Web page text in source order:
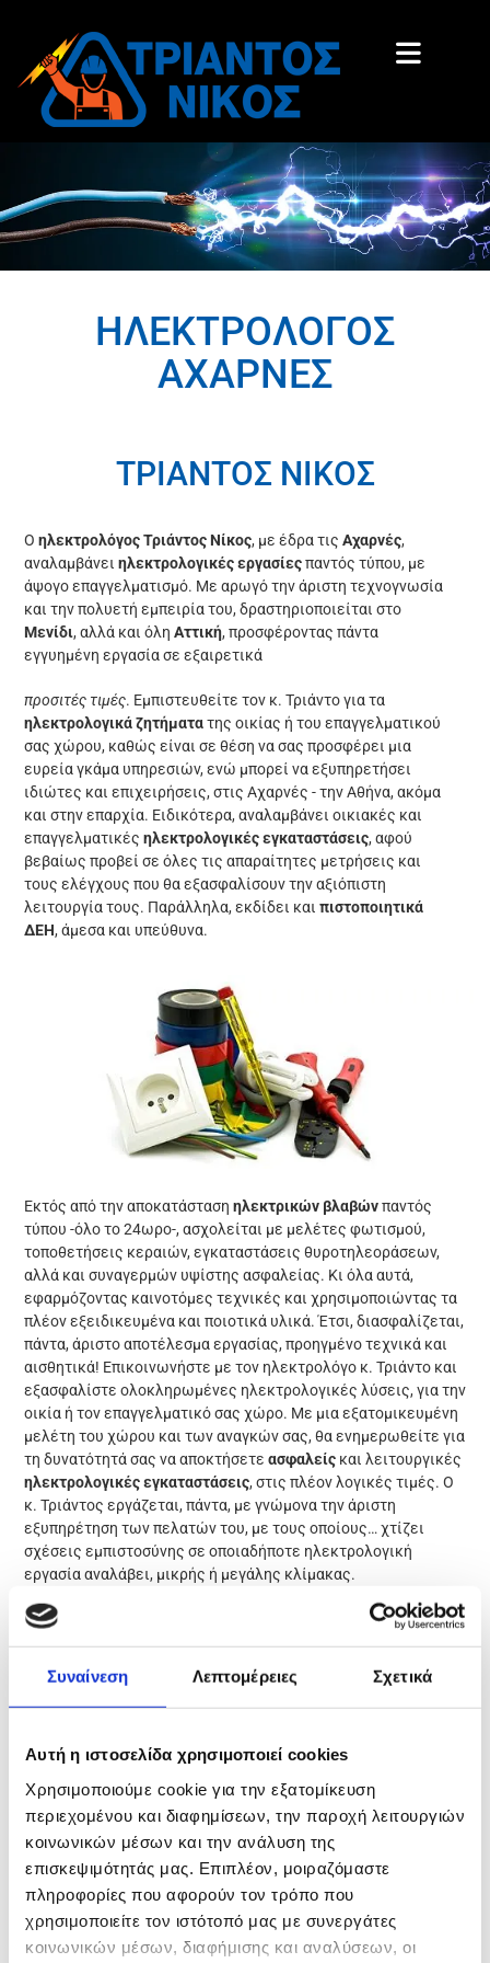
Συναίνεση Λεπτομέρειες Σχετικά
Αυτή η ιστοσελίδα χρησιμοποιεί cookies
Χρησιμοποιούμε cookie για την εξατομίκευση
περιεχομένου και διαφημίσεων, την παροχή λειτουργιών
κοινωνικών μέσων και την ανάλυση της
επισκεψιμότητάς μας. Επιπλέον, μοιραζόμαστε
πληροφορίες που αφορούν τον τρόπο που
χρησιμοποιείτε τον ιστότοπό μας με συνεργάτες
κοινωνικών μέσων, διαφήμισης και αναλύσεων, οι
ΗΛΕΚΤΡΟΛΟΓΟΣ
ΑΧΑΡΝΕΣ
ΤΡΙΑΝΤΟΣ ΝΙΚΟΣ
Ο ηλεκτρολόγος Τριάντος Νίκος, με έδρα τις Αχαρνές,
αναλαμβάνει ηλεκτρολογικές εργασίεςπαντός τύπου, με
άψογο επαγγελματισμό. Με αρωγό την άριστη τεχνογνωσία
και την πολυετή εμπειρία του, δραστηριοποιείται στο
Μενίδι, αλλά και όλη Αττική, προσφέροντας πάντα
εγγυημένη εργασία σε εξαιρετικά
προσιτές τιμές. Εμπιστευθείτε τον κ. Τριάντο για τα
ηλεκτρολογικά ζητήματατης οικίας ή του επαγγελματικού
σας χώρου, καθώς είναι σε θέση να σας προσφέρει μια
ευρεία γκάμα υπηρεσιών, ενώ μπορεί να εξυπηρετήσει
ιδιώτες και επιχειρήσεις, στις Αχαρνές - την Αθήνα, ακόμα
και στην επαρχία. Ειδικότερα, αναλαμβάνει οικιακές και
επαγγελματικές ηλεκτρολογικές εγκαταστάσεις, αφού
βεβαίως προβεί σε όλες τις απαραίτητες μετρήσεις και
τους ελέγχους που θα εξασφαλίσουν την αξιόπιστη
λειτουργία τους. Παράλληλα, εκδίδει και πιστοποιητικά
ΔΕΗ, άμεσα και υπεύθυνα.
Εκτός από την αποκατάσταση ηλεκτρικών βλαβώνπαντός
τύπου -όλο το 24ωρο-, ασχολείται με μελέτες φωτισμού,
τοποθετήσεις κεραιών, εγκαταστάσεις θυροτηλεοράσεων,
αλλά και συναγερμών υψίστης ασφαλείας. Κι όλα αυτά,
εφαρμόζοντας καινοτόμες τεχνικές και χρησιμοποιώντας τα
πλέον εξειδικευμένα και ποιοτικά υλικά. Έτσι, διασφαλίζεται,
πάντα, άριστο αποτέλεσμα εργασίας, προηγμένο τεχνικά και
αισθητικά! Επικοινωνήστε με τον ηλεκτρολόγο κ. Τριάντο και
εξασφαλίστε ολοκληρωμένες ηλεκτρολογικές λύσεις, για την
οικία ή τον επαγγελματικό σας χώρο. Με μια εξατομικευμένη
μελέτη του χώρου και των αναγκών σας, θα ενημερωθείτε για
τη δυνατότητά σας να αποκτήσετε ασφαλείς και λειτουργικές
ηλεκτρολογικές εγκαταστάσεις, στις πλέον λογικές τιμές. Ο
κ. Τριάντος εργάζεται, πάντα, με γνώμονα την άριστη
εξυπηρέτηση των πελατών του, με τους οποίους… χτίζει
σχέσεις εμπιστοσύνης σε οποιαδήποτε ηλεκτρολογική
εργασία αναλάβει, μικρής ή μεγάλης κλίμακας.
ΥΠΗΡΕΣΙΕΣ